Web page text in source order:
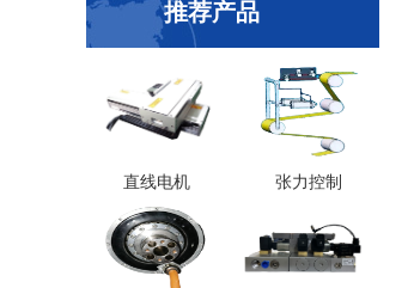
推荐产品
直线电机 张力控制